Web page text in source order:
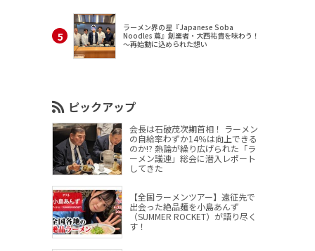
ラーメン界の星『Japanese Soba
Noodles 蔦』創業者・大西祐貴を味わう！
～再始動に込められた想い
ピックアップ
会長は石破茂次期首相！ ラーメン
の自給率わずか14％は向上できる
のか!? 熱論が繰り広げられた「ラ
ーメン議連」総会に潜入レポート
してきた
【全国ラーメンツアー】遠征先で
出会った絶品麺を小島あんず
（SUMMER ROCKET）が語り尽く
す！